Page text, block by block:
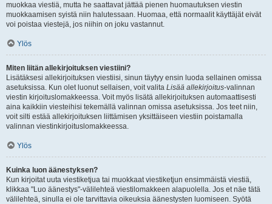
muokkaa viestiä, mutta he saattavat jättää pienen huomautuksen viestin
muokkaamisen syistä niin halutessaan. Huomaa, että normaalit käyttäjät eivät
voi poistaa viestejä, jos niihin on joku vastannut.
Ylös
Miten liitän allekirjoituksen viestiini?
Lisätäksesi allekirjoituksen viestiisi, sinun täytyy ensin luoda sellainen omissa
asetuksissa. Kun olet luonut sellaisen, voit valita Lisää allekirjoitus-valinnan
viestin kirjoituslomakkeessa. Voit myös lisätä allekirjoituksen automaattisesti
aina kaikkiin viesteihisi tekemällä valinnan omissa asetuksissa. Jos teet niin,
voit silti estää allekirjoituksen liittämisen yksittäiseen viestiin poistamalla
valinnan viestinkirjoituslomakkeessa.
Ylös
Kuinka luon äänestyksen?
Kun kirjoitat uuta viestiketjua tai muokkaat viestiketjun ensimmäistä viestiä,
klikkaa "Luo äänestys"-välilehteä viestilomakkeen alapuolella. Jos et näe tätä
välilehteä, sinulla ei ole tarvittavia oikeuksia äänestysten luomiseen. Syötä